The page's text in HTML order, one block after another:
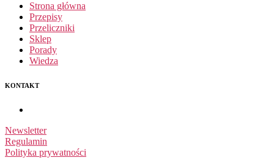
Strona główna
Przepisy
Przeliczniki
Sklep
Porady
Wiedza
KONTAKT
Newsletter
Regulamin
Polityka prywatności